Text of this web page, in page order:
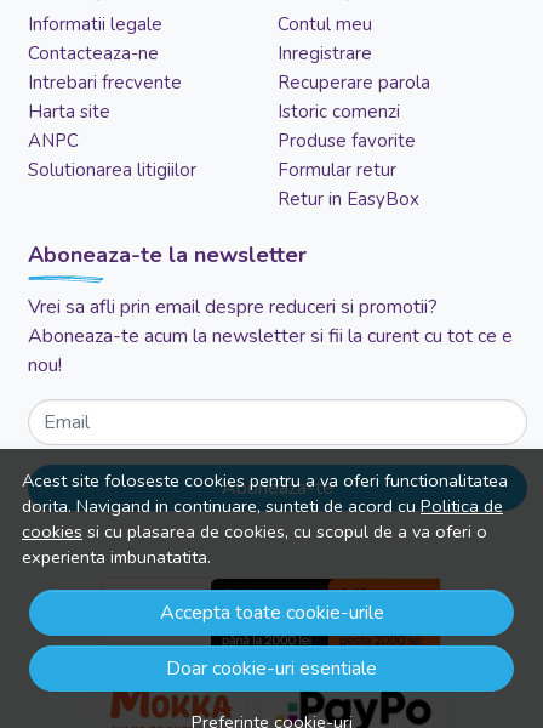
Acest site foloseste cookies pentru a va oferi functionalitatea
dorita. Navigand in continuare, sunteti de acord cuPolitica de
cookies si cu plasarea de cookies, cu scopul de a va oferi o
experienta imbunatatita.
Accepta toate cookie-urile
Doar cookie-uri esentiale
Preferinte cookie-uri
Informatii legale
Contacteaza-ne
Intrebari frecvente
Harta site
ANPC
Solutionarea litigiilor
Contul meu
Inregistrare
Recuperare parola
Istoric comenzi
Produse favorite
Formular retur
Retur in EasyBox
Aboneaza-te la newsletter
Vrei sa afli prin email despre reduceri si promotii?
Aboneaza-te acum la newsletter si fii la curent cu tot ce e
nou!
Email
Aboneaza-te